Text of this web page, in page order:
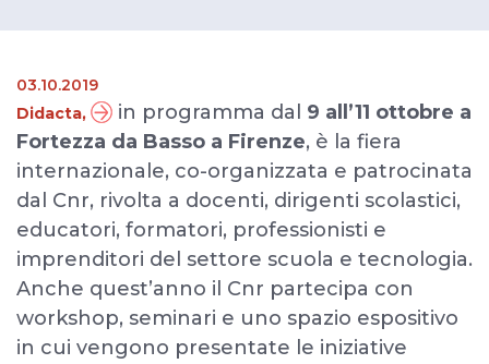
03.10.2019
Didacta,
in programma dal 9 all’11 ottobre a
Fortezza da Basso a Firenze, è la fiera
internazionale, co-organizzata e patrocinata
dal Cnr, rivolta a docenti, dirigenti scolastici,
educatori, formatori, professionisti e
imprenditori del settore scuola e tecnologia.
Anche quest’anno il Cnr partecipa con
workshop, seminari e uno spazio espositivo
in cui vengono presentate le iniziative